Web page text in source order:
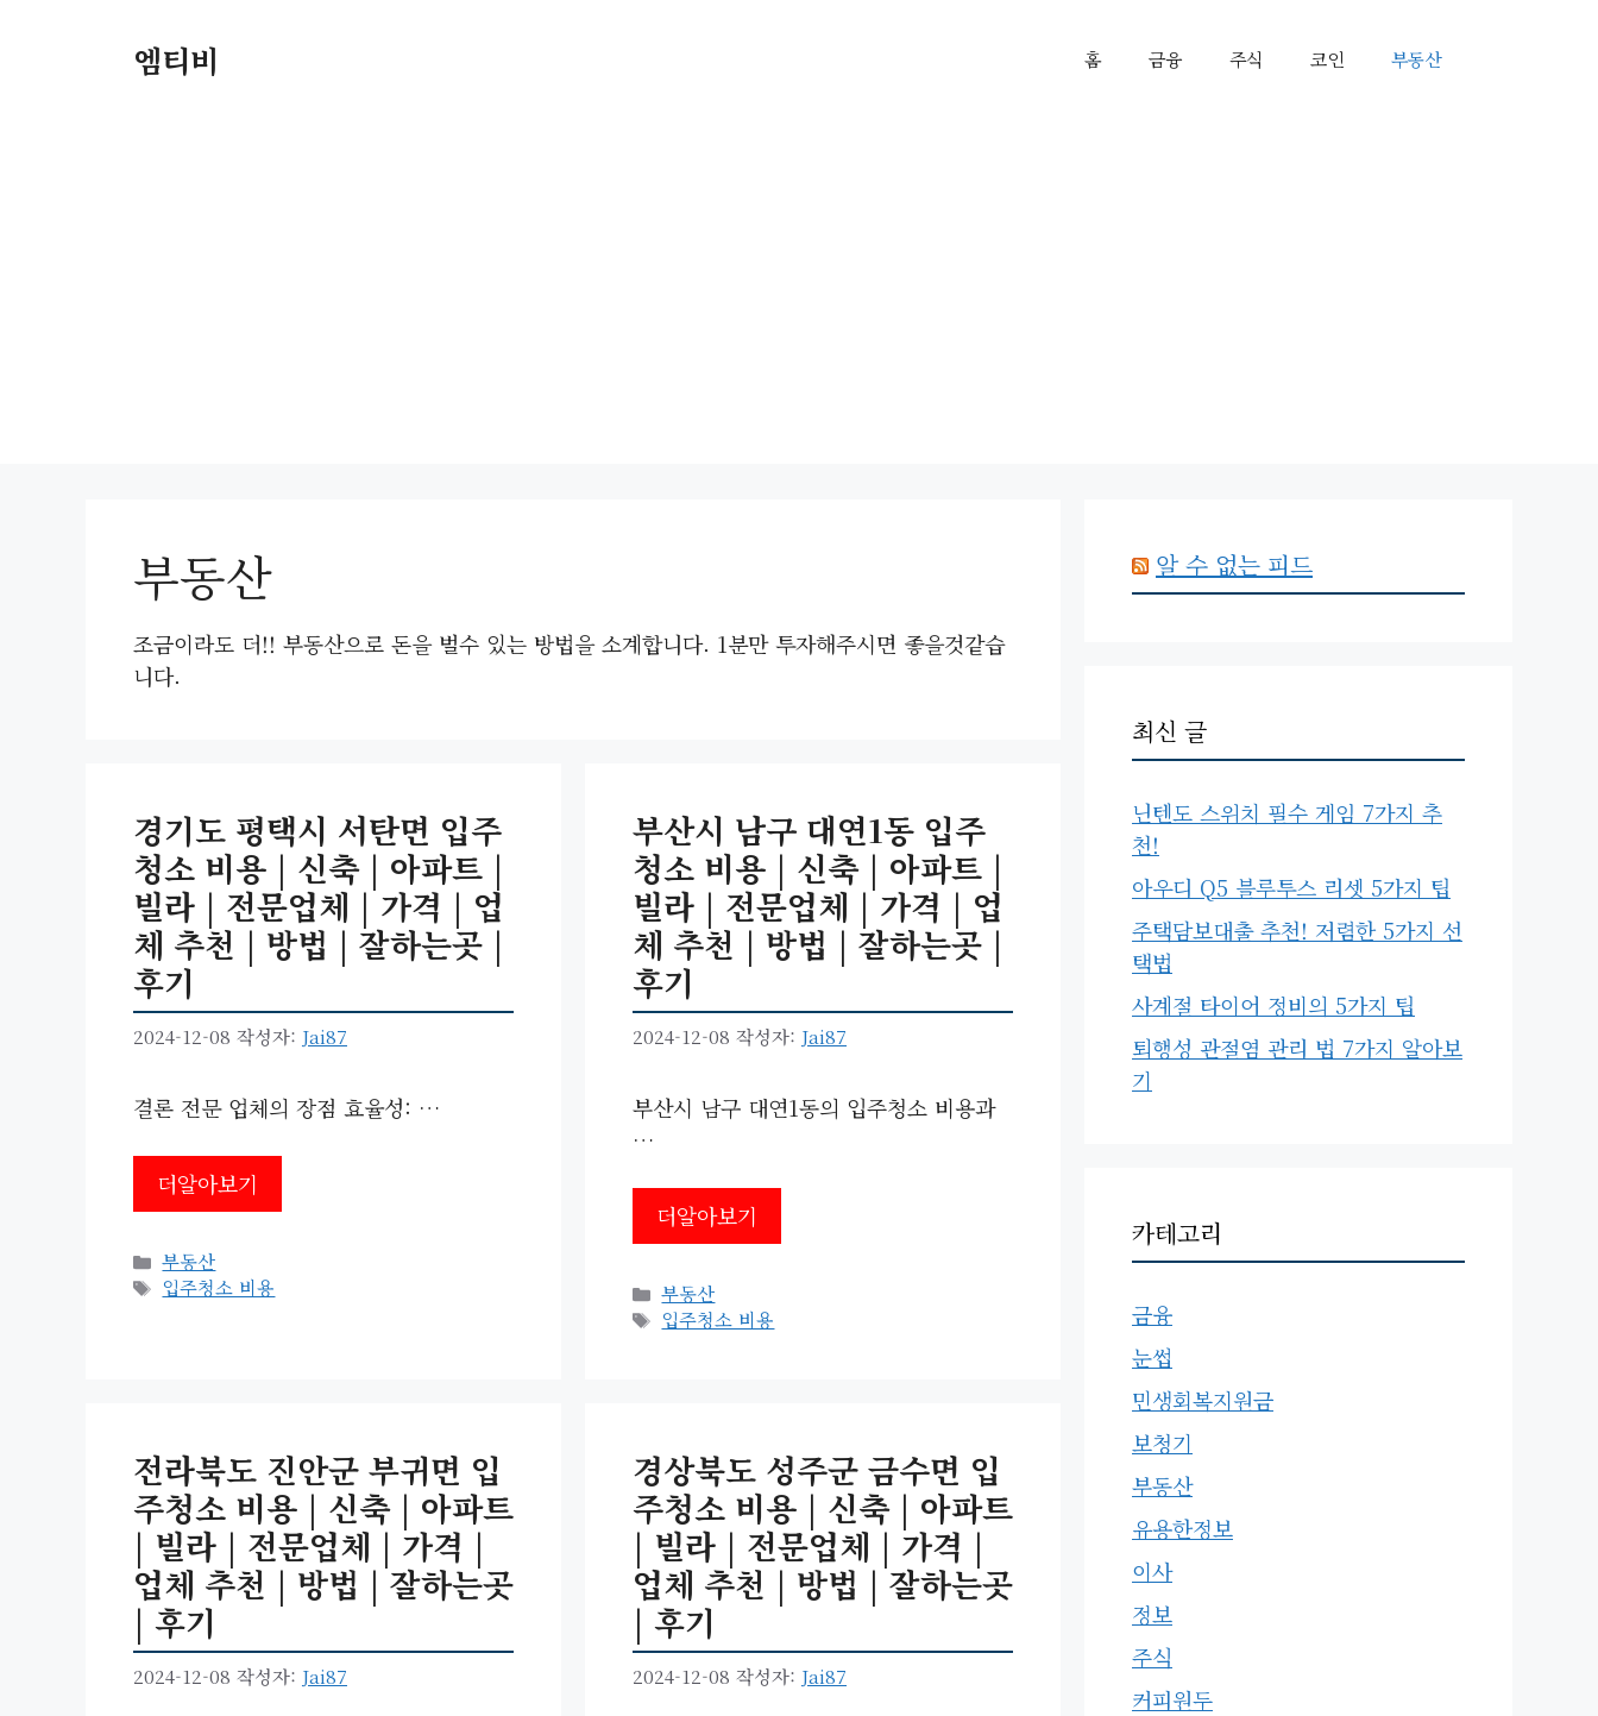
엠티비 홈 금융 주식 코인 부동산
부동산
조금이라도 더!! 부동산으로 돈을 벌수 있는 방법을 소계합니다. 1분만 투자해주시면 좋을것같습
니다.
경기도 평택시 서탄면 입주
청소 비용 | 신축 | 아파트 |
빌라 | 전문업체 | 가격 | 업
체 추천 | 방법 | 잘하는곳 |
후기
2024-12-08 작성자: Jai87
결론 전문 업체의 장점 효율성: …
더알아보기
카
테
부동산
태
입주청소 비용
부산시 남구 대연1동 입주
청소 비용 | 신축 | 아파트 |
빌라 | 전문업체 | 가격 | 업
체 추천 | 방법 | 잘하는곳 |
후기
2024-12-08 작성자: Jai87
부산시 남구 대연1동의 입주청소 비용과
…
더알아보기
카
테
부동산
태
입주청소 비용
전라북도 진안군 부귀면 입
주청소 비용 | 신축 | 아파트
| 빌라 | 전문업체 | 가격 |
업체 추천 | 방법 | 잘하는곳
| 후기
2024-12-08 작성자: Jai87
경상북도 성주군 금수면 입
주청소 비용 | 신축 | 아파트
| 빌라 | 전문업체 | 가격 |
업체 추천 | 방법 | 잘하는곳
| 후기
2024-12-08 작성자: Jai87
알 수 없는 피드
최신 글
닌텐도 스위치 필수 게임 7가지 추
천!
아우디 Q5 블루투스 리셋 5가지 팁
주택담보대출 추천! 저렴한 5가지 선
택법
사계절 타이어 정비의 5가지 팁
퇴행성 관절염 관리 법 7가지 알아보
기
카테고리
금융
눈썹
민생회복지원금
보청기
부동산
유용한정보
이사
정보
주식
커피원두